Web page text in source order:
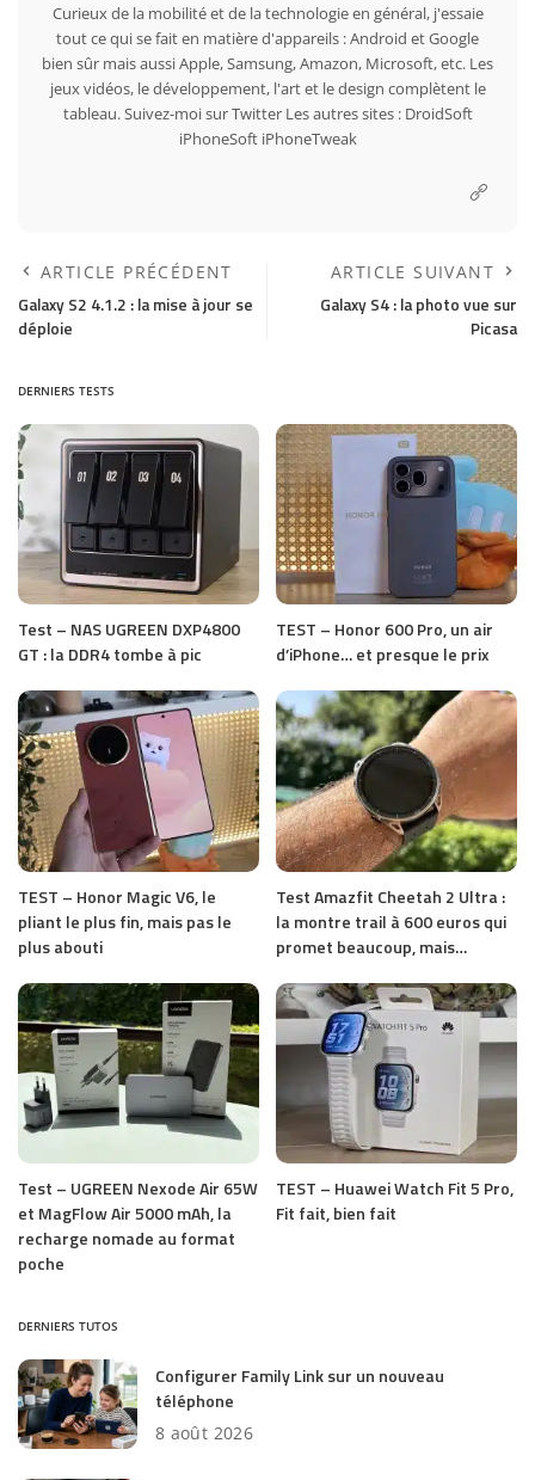
Curieux de la mobilité et de la technologie en général, j'essaie
tout ce qui se fait en matière d'appareils : Android et Google
bien sûr mais aussi Apple, Samsung, Amazon, Microsoft, etc. Les
jeux vidéos, le développement, l'art et le design complètent le
tableau. Suivez-moi surTwitterLes autres sites : DroidSoft
iPhoneSoft iPhoneTweak
ARTICLE PRÉCÉDENT
Galaxy S2 4.1.2 : la mise à jour se
déploie
ARTICLE SUIVANT
Galaxy S4 : la photo vue sur
Picasa
DERNIERS TESTS
Test – NAS UGREEN DXP4800
GT : la DDR4 tombe à pic
TEST – Honor 600 Pro, un air
d’iPhone… et presque le prix
TEST – Honor Magic V6, le
pliant le plus fin, mais pas le
plus abouti
Test Amazfit Cheetah 2 Ultra :
la montre trail à 600 euros qui
promet beaucoup, mais…
Test – UGREEN Nexode Air 65W
et MagFlow Air 5000 mAh, la
recharge nomade au format
poche
TEST – Huawei Watch Fit 5 Pro,
Fit fait, bien fait
DERNIERS TUTOS
Configurer Family Link sur un nouveau
téléphone
8 août 2026